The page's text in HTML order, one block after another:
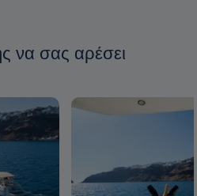
να σας αρέσει